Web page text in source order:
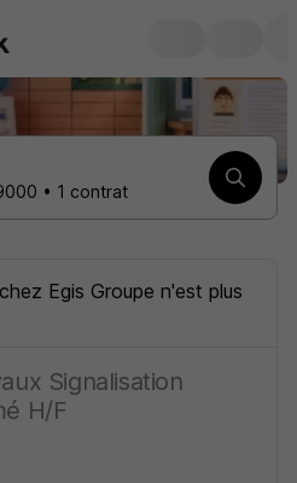
• 1 contrat
chez Egis Groupe n'est plus
Signalisation
H/F